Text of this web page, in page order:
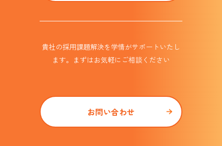
貴社の採用課題解決を学情がサポート いたし
ます。まずはお気軽にご相談ください
お問い合わせ